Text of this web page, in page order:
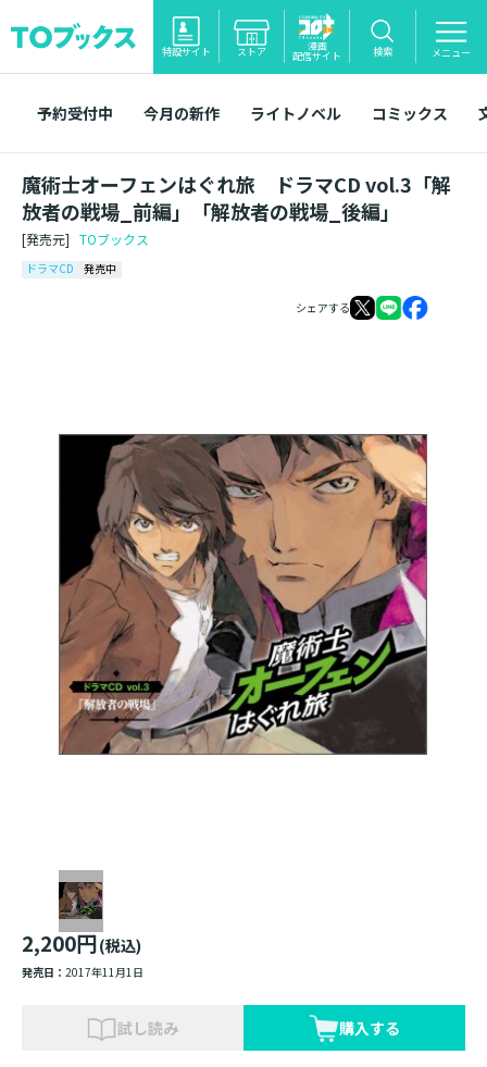
特設サイト ストア 漫画
配信サイト 検索 メニュー
予約受付中 今月の新作 ライトノベル コミックス
魔術士オーフェンはぐれ旅 ドラマCD vol.3「解
放者の戦場_前編」「解放者の戦場_後編」
[発売元] TOブックス
ドラマCD 発売中
シェアする
2,200円(税込)
発売日： 2017年11月1日
試し読み 購入する